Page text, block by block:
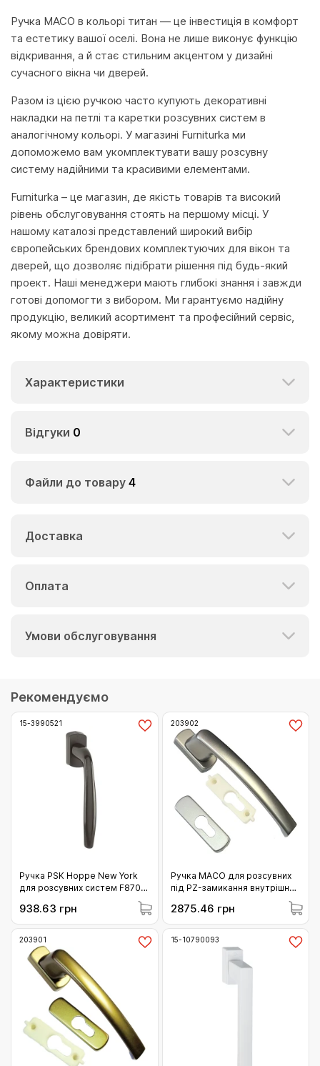
Ручка MACO в кольорі титан — це інвестиція в комфорт
та естетику вашої оселі. Вона не лише виконує функцію
відкривання, а й стає стильним акцентом у дизайні
сучасного вікна чи дверей.
Разом із цією ручкою часто купують декоративні
накладки на петлі та каретки розсувних систем в
аналогічному кольорі. У магазині Furniturka ми
допоможемо вам укомплектувати вашу розсувну
систему надійними та красивими елементами.
Furniturka – це магазин, де якість товарів та високий
рівень обслуговування стоять на першому місці. У
нашому каталозі представлений широкий вибір
європейських брендових комплектуючих для вікон та
дверей, що дозволяє підібрати рішення під будь-який
проект. Наші менеджери мають глибокі знання і завжди
готові допомогти з вибором. Ми гарантуємо надійну
продукцію, великий асортимент та професійний сервіс,
якому можна довіряти.
Характеристики
Відгуки 0
Файли до товару 4
Доставка
Оплата
Умови обслуговування
Рекомендуємо
15-3990521
Ручка PSK Hoppe New York
для розсувних систем F8707
938.63 грн
203902
Ручка MACO для розсувних
під PZ-замикання внутрішня
2875.46 грн
203901 15-10790093